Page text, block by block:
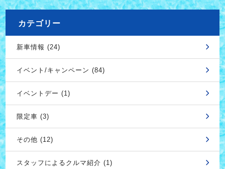
カテゴリー
新車情報 (24)
イベント/キャンペーン (84)
イベントデー (1)
限定車 (3)
その他 (12)
スタッフによるクルマ紹介 (1)